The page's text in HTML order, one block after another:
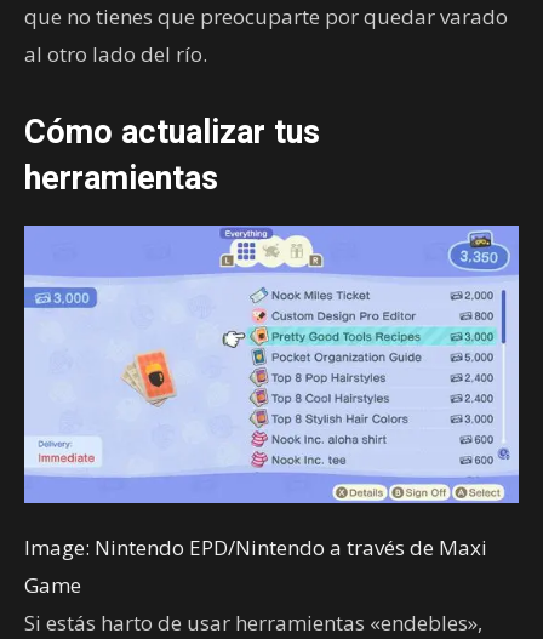
que no tienes que preocuparte por quedar varado
al otro lado del río.
Cómo actualizar tus
herramientas
Image: Nintendo EPD/Nintendo a través de Maxi
Game
Si estás harto de usar herramientas «endebles»,